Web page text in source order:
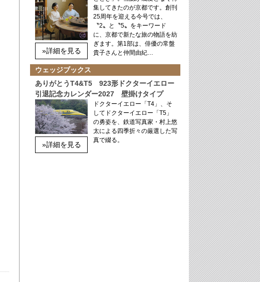
»詳細を見る
集してきたのが京都です。創刊
25周年を迎える今号では、
〝2〟と〝5〟をキーワード
に、京都で新たな旅の物語を紡
ぎます。第1部は、俳優の常盤
貴子さんと仲間由紀…
ウェッジブックス
ありがとうT4&T5 923形ドクターイエロー
引退記念カレンダー2027 壁掛けタイプ
»詳細を見る
ドクターイエロー「T4」、そ
してドクターイエロー「T5」
の勇姿を、鉄道写真家・村上悠
太による四季折々の厳選した写
真で綴る。